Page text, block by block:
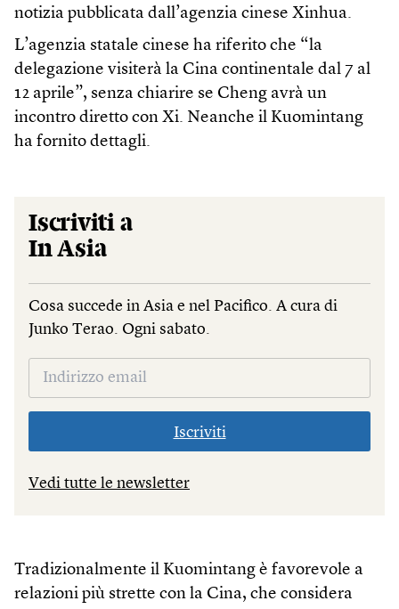
notizia pubblicata dall’agenzia cinese Xinhua.
L’agenzia statale cinese ha riferito che “la
delegazione visiterà la Cina continentale dal 7 al
12 aprile”, senza chiarire se Cheng avrà un
incontro diretto con Xi. Neanche il Kuomintang
ha fornito dettagli.
Iscriviti a
In Asia
Cosa succede in Asia e nel Pacifico. A cura di
Junko Terao. Ogni sabato.
Iscriviti
Vedi tutte le newsletter
Tradizionalmente il Kuomintang è favorevole a
relazioni più strette con la Cina, che considera